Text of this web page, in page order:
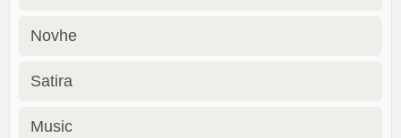
Novhe
Satira
Music